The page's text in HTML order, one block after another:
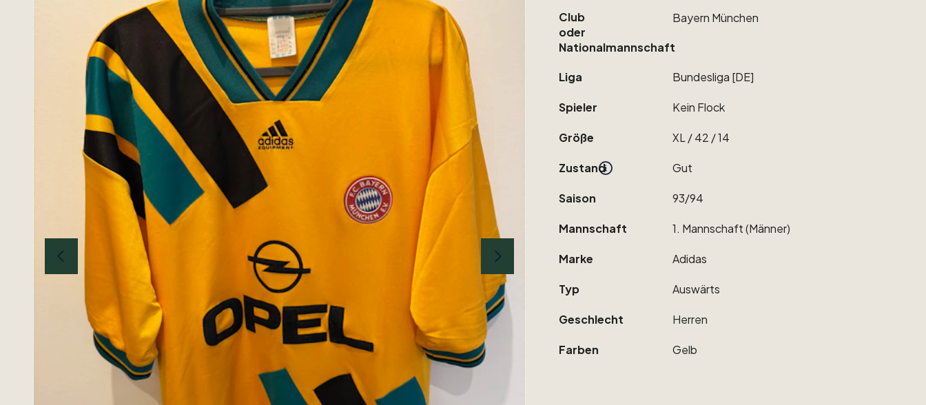
Club
oder
Nationalmannschaft
Bayern München
Liga Bundesliga [DE]
Spieler Kein Flock
Größe XL ​/​42 ​/​14
Zustand Gut
Saison 93​/​94
Mannschaft 1. Mannschaft(Männer)
Marke Adidas
Typ Auswärts
Geschlecht Herren
Farben Gelb